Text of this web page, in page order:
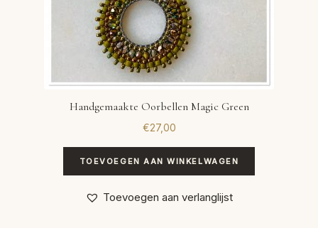
Handgemaakte Oorbellen Magic Green
€27,00
TOEVOEGEN AAN WINKELWAGEN
Toevoegen aan verlanglijst